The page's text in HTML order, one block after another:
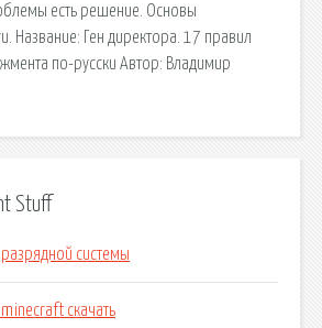
есть решение. Основы
Название: Ген директора. 17 правил
по-русски Автор: Владимир
Stuff
системы
скачать